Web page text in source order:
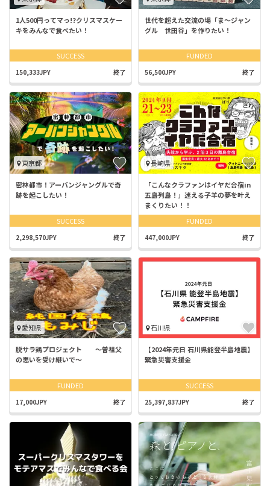
1人500円ってマっ!?クリスマスケー
キをみんなで食べたい！
SUCCESS
150,333JPY 終了
世代を超えた交流の場「ま〜ジャン
グル 世田谷」を作りたい！
FUNDED
56,500JPY 終了
東京都
密林都市！アーバンジャングルで奇
跡を起こしたい！
SUCCESS
2,298,570JPY 終了
長崎県
「こんなクラファンはイヤだ合宿in
五島列島！」迷える子羊の夢を叶え
まくりたい！！
FUNDED
447,000JPY 終了
愛知県
脱サラ鶏プロジェクト 〜曽祖父
の思いを受け継いで〜
FUNDED
17,000JPY 終了
石川県
【2024年元日 石川県能登半島地震】
緊急災害支援金
SUCCESS
25,397,837JPY 終了